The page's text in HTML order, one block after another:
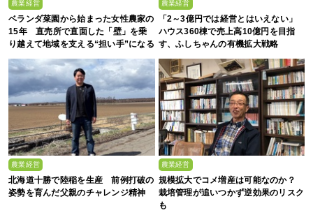
農業経営
ベランダ菜園から始まった女性農家の
15年 直売所で直面した「壁」を乗
り越えて地域を支える“担い手”になる
農業経営
「2～3億円では経営とはいえない」
ハウス360棟で売上高10億円を目指
す、ふしちゃんの有機拡大戦略
農業経営
北海道十勝で陸稲を生産 前例打破の
姿勢を育んだ父親のチャレンジ精神
農業経営
規模拡大でコメ増産は可能なのか？
栽培管理が追いつかず逆効果のリスク
も